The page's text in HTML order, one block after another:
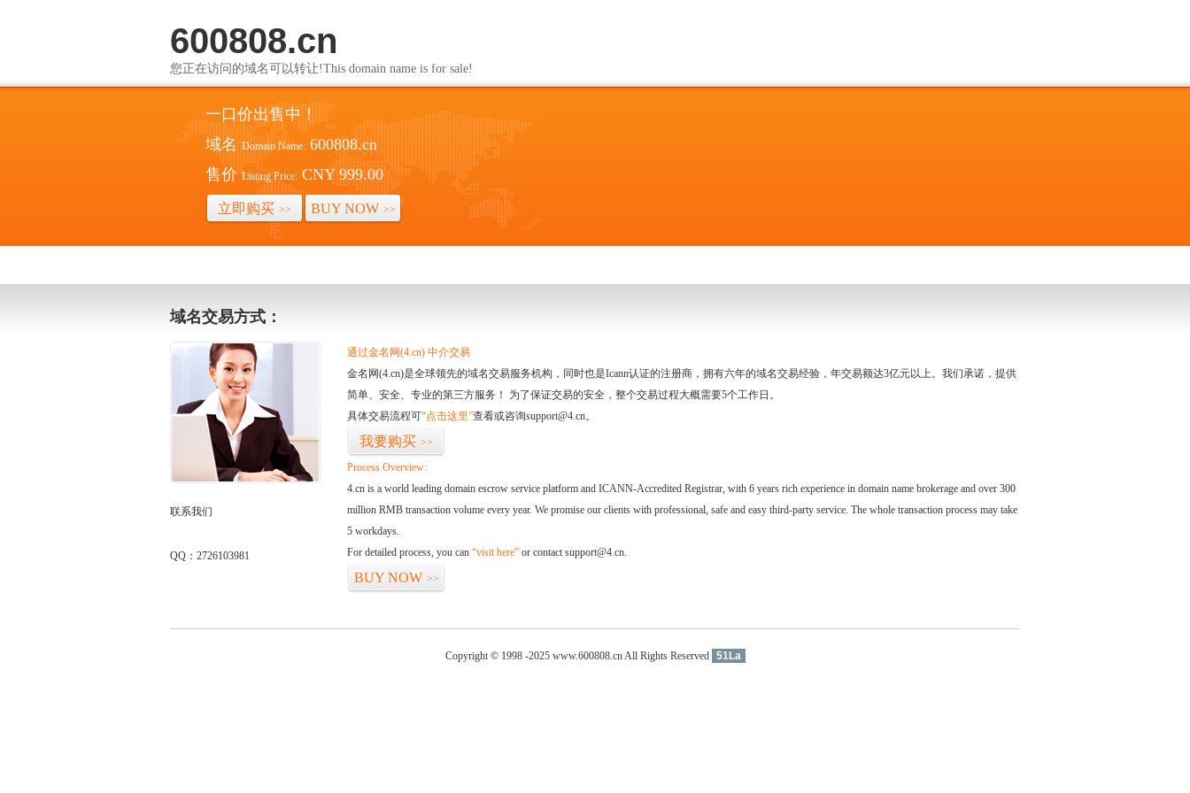
600808.cn
您正在访问的域名可以转让!This domain name is for sale!
一口价出售中！
域名 Domain Name: 600808.cn
售价 Listing Price: CNY 999.00
立即购买 >> BUY NOW >>
域名交易方式：
联系我们
QQ：2726103981
通过金名网(4.cn) 中介交易
金名网(4.cn)是全球领先的域名交易服务机构，同时也是Icann认证的注册商，拥有六年的域名交易经验，年交易额达3亿元以上。我们承诺，提供
简单、安全、专业的第三方服务！ 为了保证交易的安全，整个交易过程大概需要5个工作日。
具体交易流程可“点击这里”查看或咨询support@4.cn。
我要购买 >>
Process Overview:
4.cn is a world leading domain escrow service platform and ICANN-Accredited Registrar, with 6 years rich experience in domain name brokerage and over 300
million RMB transaction volume every year. We promise our clients with professional, safe and easy third-party service. The whole transaction process may take
5 workdays.
For detailed process, you can “visit here” or contact support@4.cn.
BUY NOW >>
Copyright © 1998 -2025 www.600808.cn All Rights Reserved 51La